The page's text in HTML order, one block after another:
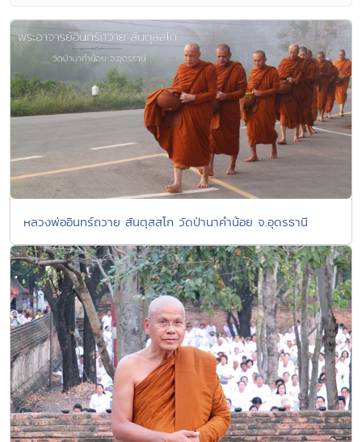
หลวงพ่ออินทร์ถวาย สันตุสสโก วัดป่านาคำน้อย จ.อุดรธานี